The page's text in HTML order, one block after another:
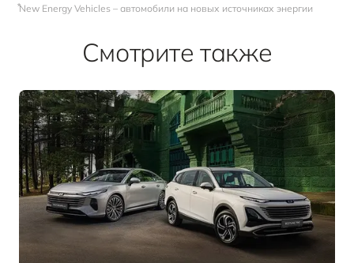
⃰New Energy Vehicles – автомобили на новых источниках энергии
Смотрите также